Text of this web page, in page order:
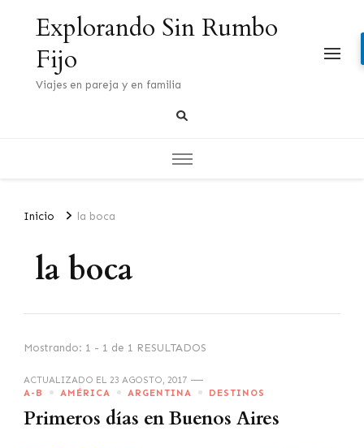
Explorando Sin Rumbo
Fijo
Viajes en pareja y en familia
Inicio la boca
la boca
Mostrando: 1 - 1 de 1 RESULTADOS
ACTUALIZADO EL 23 AGOSTO, 2017
A-B
AMÉRICA ARGENTINA DESTINOS
Primeros días en Buenos Aires